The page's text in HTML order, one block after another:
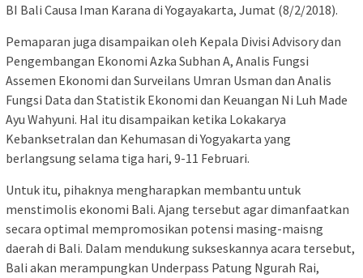
BI Bali Causa Iman Karana di Yogayakarta, Jumat (8/2/2018).
Pemaparan juga disampaikan oleh Kepala Divisi Advisory dan
Pengembangan Ekonomi Azka Subhan A, Analis Fungsi
Assemen Ekonomi dan Surveilans Umran Usman dan Analis
Fungsi Data dan Statistik Ekonomi dan Keuangan Ni Luh Made
Ayu Wahyuni. Hal itu disampaikan ketika Lokakarya
Kebanksetralan dan Kehumasan di Yogyakarta yang
berlangsung selama tiga hari, 9-11 Februari.
Untuk itu, pihaknya mengharapkan membantu untuk
menstimolis ekonomi Bali. Ajang tersebut agar dimanfaatkan
secara optimal mempromosikan potensi masing-maisng
daerah di Bali. Dalam mendukung sukseskannya acara tersebut,
Bali akan merampungkan Underpass Patung Ngurah Rai,